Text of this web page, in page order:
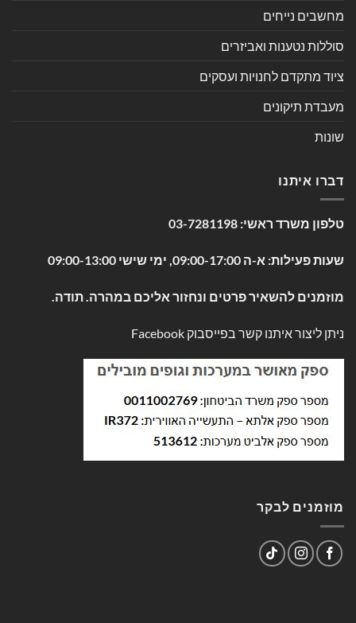
מחשבים נייחים
סוללות נטענות ואביזרים
ציוד מתקדם לחנויות ועסקים
מעבדת תיקונים
שונות
דברו איתנו
טלפון משרד ראשי: 03-7281198
שעות פעילות: א-ה 09:00-17:00, ימי שישי 09:00-13:00
מוזמנים להשאיר פרטים ונחזור אליכם במהרה. תודה.
ניתן ליצור איתנו קשר בפייסבוק Facebook
מוזמנים לבקר